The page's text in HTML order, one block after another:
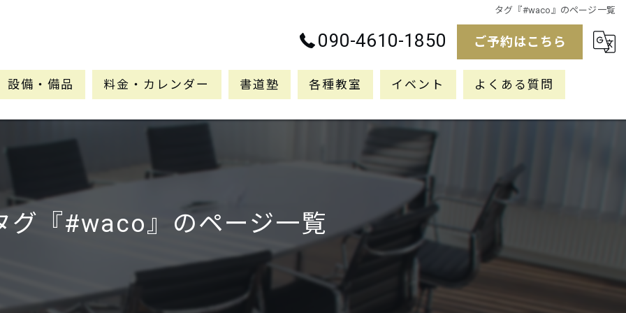
タグ『#waco』のページ一覧
090-4610-1850 ご予約はこちら
設備・備品 料金・カレンダー 書道塾 各種教室 イベント よくある質問
グ『#waco』のページ一覧